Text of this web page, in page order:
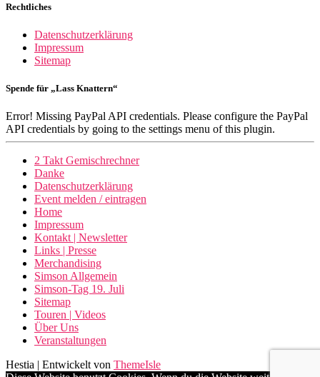
Rechtliches
Datenschutzerklärung
Impressum
Sitemap
Spende für „Lass Knattern“
Error! Missing PayPal API credentials. Please configure the PayPal
API credentials by going to the settings menu of this plugin.
2 Takt Gemischrechner
Danke
Datenschutzerklärung
Event melden / eintragen
Home
Impressum
Kontakt | Newsletter
Links | Presse
Merchandising
Simson Allgemein
Simson-Tag 19. Juli
Sitemap
Touren | Videos
Über Uns
Veranstaltungen
Hestia | Entwickelt von ThemeIsle